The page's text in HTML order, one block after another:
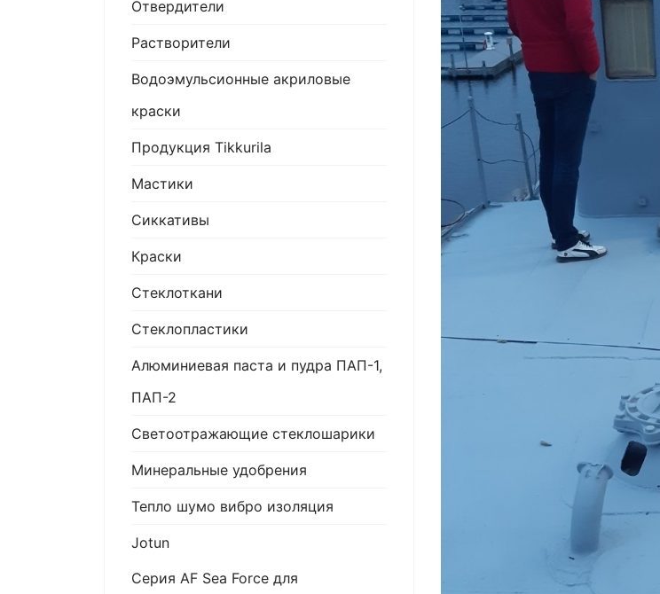
Отвердители
Растворители
Водоэмульсионные акриловые
краски
Продукция Tikkurila
Мастики
Сиккативы
Краски
Стеклоткани
Стеклопластики
Алюминиевая паста и пудра ПАП-1,
ПАП-2
Светоотражающие стеклошарики
Минеральные удобрения
Тепло шумо вибро изоляция
Jotun
Серия AF Sea Force для